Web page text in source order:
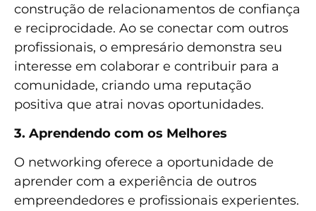
construção de relacionamentos de confiança
e reciprocidade. Ao se conectar com outros
profissionais, o empresário demonstra seu
interesse em colaborar e contribuir para a
comunidade, criando uma reputação
positiva que atrai novas oportunidades.
3. Aprendendo com os Melhores
O networking oferece a oportunidade de
aprender com a experiência de outros
empreendedores e profissionais experientes.